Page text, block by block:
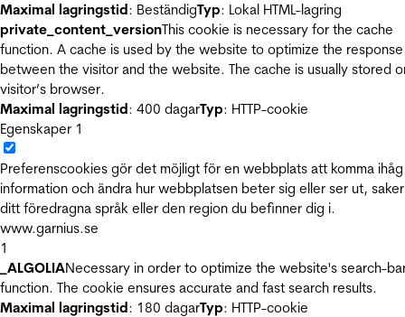
Maximal lagringstid: BeständigTyp: Lokal HTML-lagring
private_content_versionThis cookie is necessary for the cache
function. A cache is used by the website to optimize the
between the visitor and the website. The cache is usually stored
visitor’s browser.
Maximal lagringstid: 400 dagarTyp: HTTP-cookie
Egenskaper 1
Preferenscookies gör det möjligt för en webbplats att komma ihåg
information och ändra hur webbplatsen beter sig eller ser ut,
ditt föredragna språk eller den region du befinner dig i.
www.garnius.se
1
_ALGOLIANecessary in order to optimize the website's search-
function. The cookie ensures accurate and fast search results.
Maximal lagringstid: 180 dagarTyp: HTTP-cookie